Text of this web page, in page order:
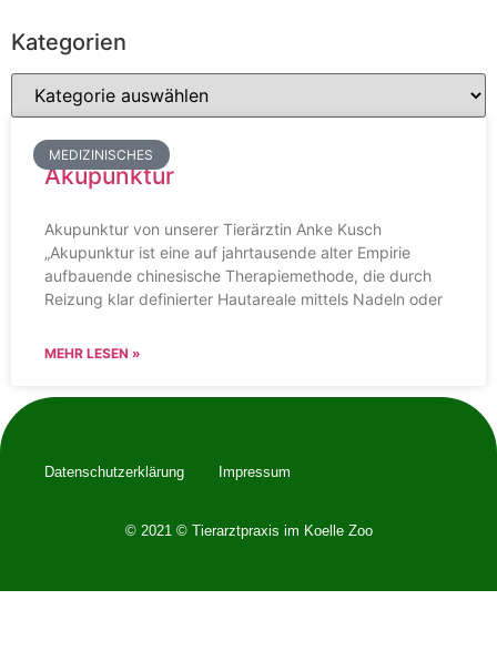
Kategorien
MEDIZINISCHES
Akupunktur
Akupunktur von unserer Tierärztin Anke Kusch
„Akupunktur ist eine auf jahrtausende alter Empirie
aufbauende chinesische Therapiemethode, die durch
Reizung klar definierter Hautareale mittels Nadeln oder
MEHR LESEN »
Datenschutzerklärung Impressum
© 2021 © Tierarztpraxis im Koelle Zoo